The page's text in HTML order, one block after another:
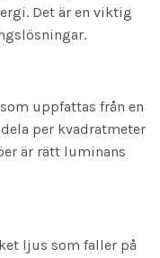
Det är en viktig
uppfattas från en
per kvadratmeter
är rätt luminans
ljus som faller på